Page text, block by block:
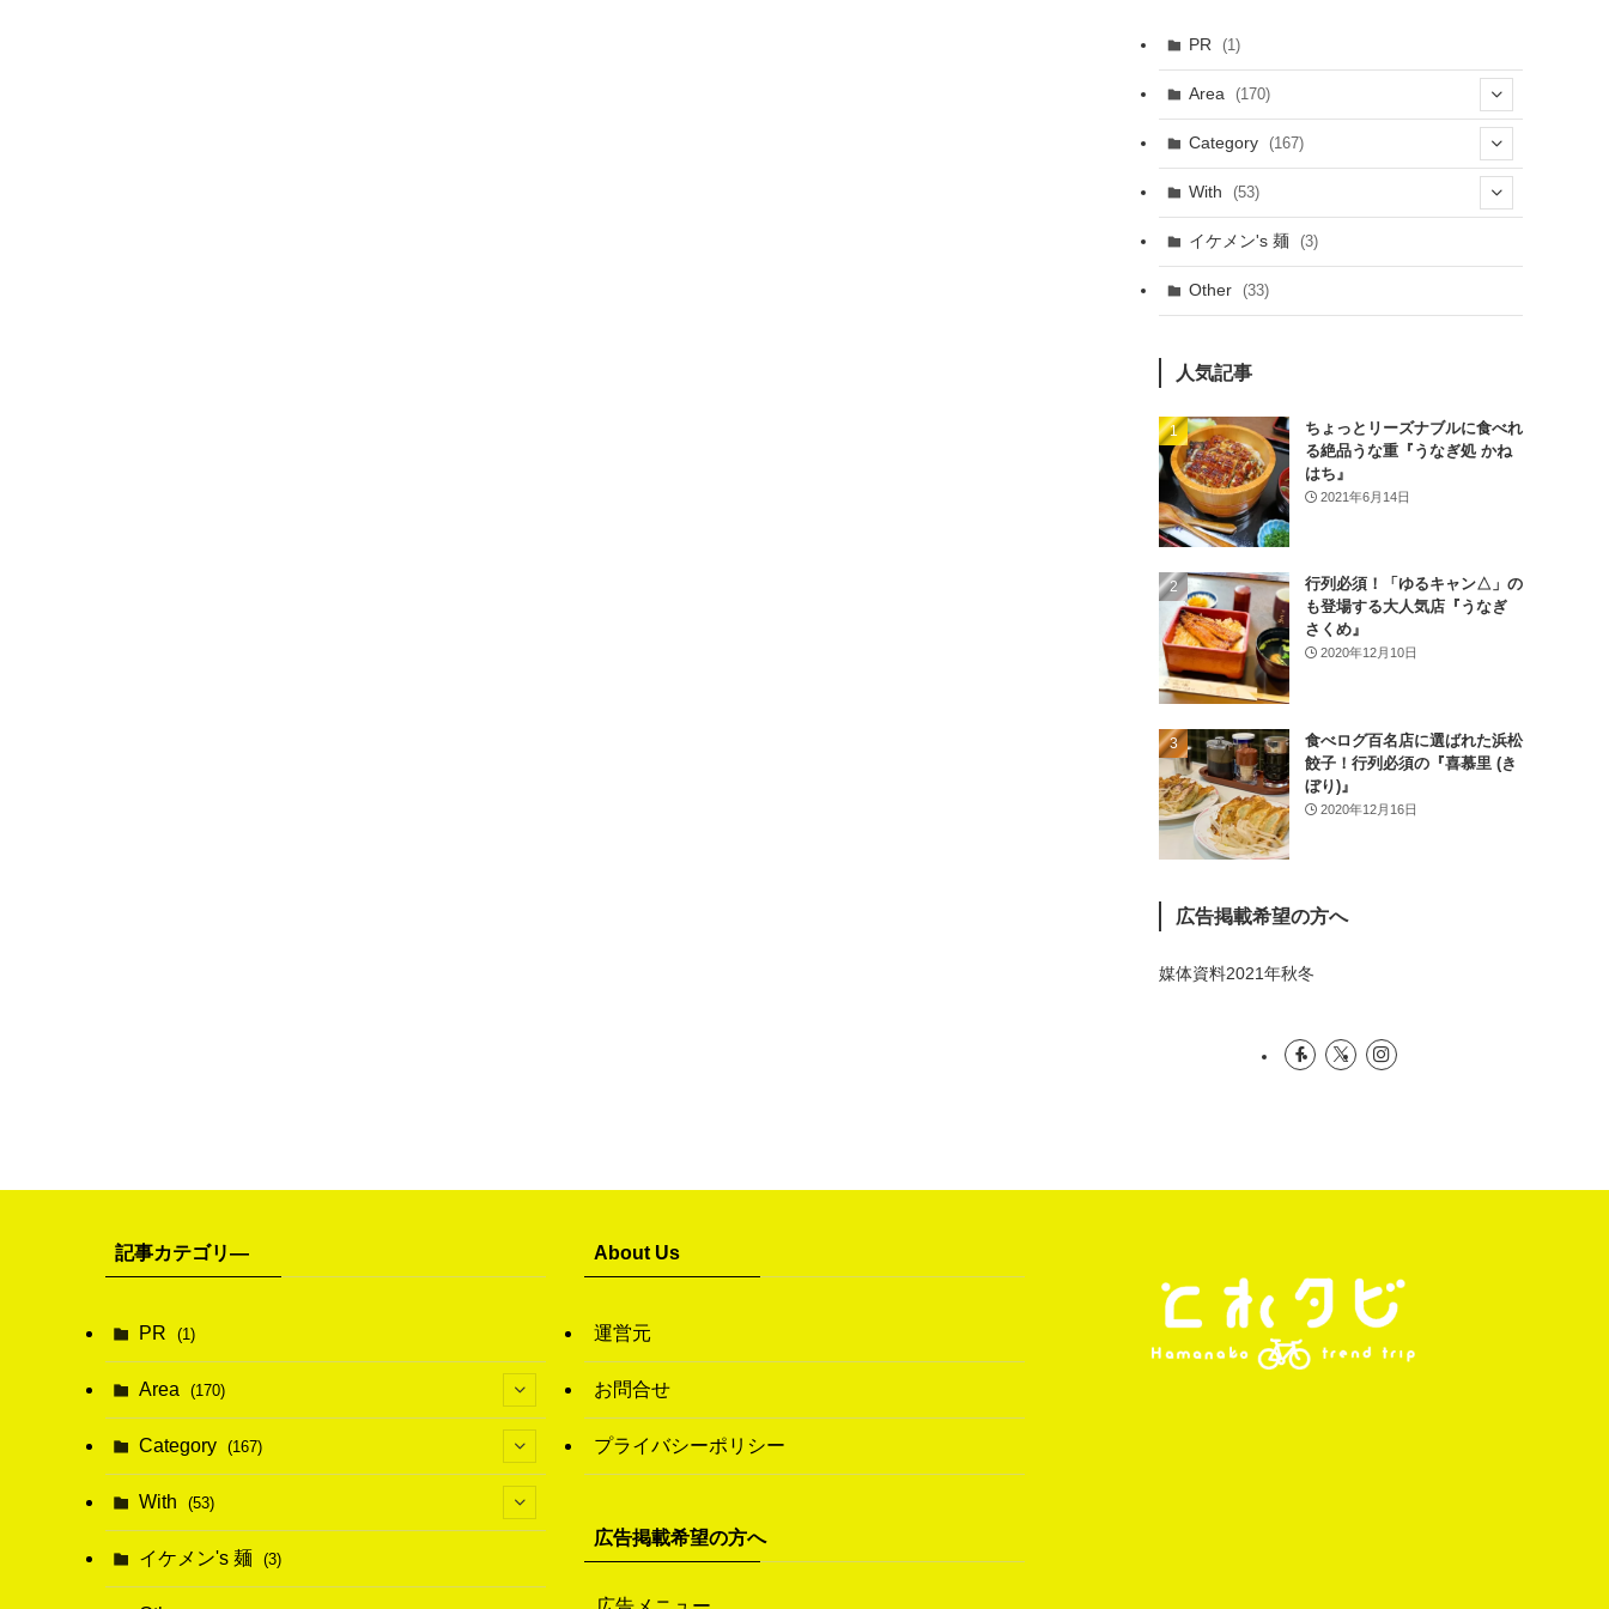
PR (1)
Area (170)
(1)
(6)
(11)
(1)
(3)
(26)
(46)
(1)
Category (167)
(114)
With (53)
(15)
(43)
(31)
(49)
イケメン's 麺 (3)
Other (33)
人気記事
ちょっとリーズナブルに食べれ
る絶品うな重『うなぎ処 かね
はち』
2021年6月14日
行列必須！「ゆるキャン△」の
も登場する大人気店『うなぎ
さくめ』
2020年12月10日
食べログ百名店に選ばれた浜松
餃子！行列必須の『喜慕里 (き
ぼり)』
2020年12月16日
広告掲載希望の方へ
媒体資料2021年秋冬
記事カテゴリ―
PR (1)
Area (170)
(1)
(6)
Category (167)
(114)
With (53)
(15)
イケメン's 麺 (3)
About Us
運営元
お問合せ
プライバシーポリシー
広告掲載希望の方へ